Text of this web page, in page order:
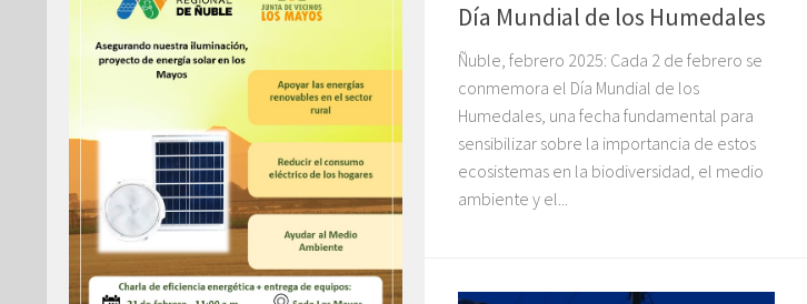
Día Mundial de los Humedales
Ñuble, febrero 2025: Cada 2 de febrero se
conmemora el Día Mundial de los
Humedales, una fecha fundamental para
sensibilizar sobre la importancia de estos
ecosistemas en la biodiversidad, el medio
ambiente y el...